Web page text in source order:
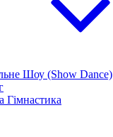
Шоу (Show Dance)
Гімнастика